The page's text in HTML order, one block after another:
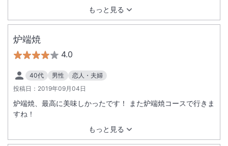
もっと見る
館内イベントなど全てにおいて在満足の１泊２日でした。
炉端焼
4.0
40代 男性
恋人・夫婦
投稿日： 2019年09月04日
もっと見る
炉端焼、最高に美味しかったです！ また炉端焼コースで行きま
すね！